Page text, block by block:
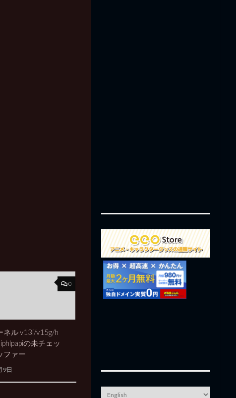
0
ネル v13i/v15g/h
の未チェッ
ファー
9日